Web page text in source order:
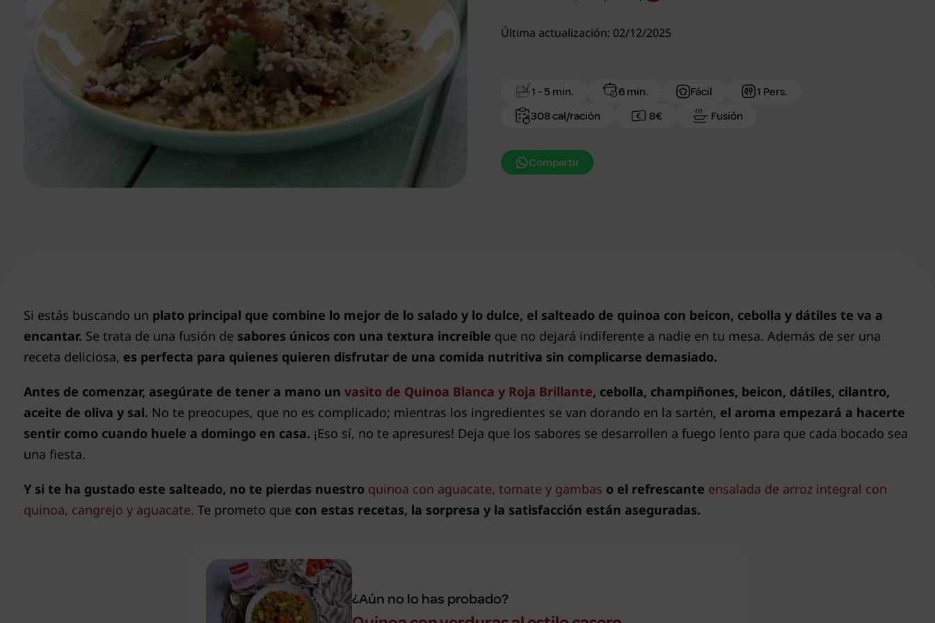
Última actualización: 02/12/2025
1 - 5 min. 6 min. Fácil
1 Pers.
308 cal/ración
8€ Fusión
Compartir
Si estás buscando un plato principal que combine lo mejor de lo salado y lo dulce, el salteado de quinoa con beicon, cebolla y dátiles te va a
encantar. Se trata de una fusión de sabores únicos con una textura increíble que no dejará indiferente a nadie en tu mesa. Además de ser una
receta deliciosa, es perfecta para quienes quieren disfrutar de una comida nutritiva sin complicarse demasiado.
Antes de comenzar, asegúrate de tener a mano un vasito de Quinoa Blanca y Roja Brillante, cebolla, champiñones, beicon, dátiles, cilantro,
aceite de oliva y sal. No te preocupes, que no es complicado; mientras los ingredientes se van dorando en la sartén, el aroma empezará a hacerte
sentir como cuando huele a domingo en casa. ¡Eso sí, no te apresures! Deja que los sabores se desarrollen a fuego lento para que cada bocado sea
una fiesta.
Y si te ha gustado este salteado, no te pierdas nuestro quinoa con aguacate, tomate y gambas o el refrescante ensalada de arroz integral con
quinoa, cangrejo y aguacate. Te prometo que con estas recetas, la sorpresa y la satisfacción están aseguradas.
¿Aún no lo has probado?